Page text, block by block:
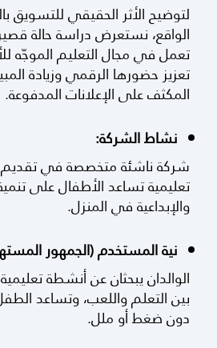
لتوضيح الأثر الحقيقي للتسويق
الواقع، نستعرض دراسة حالة
تعمل في مجال التعليم الموجّه
تعزيز حضورها الرقمي وزيادة
المكثف على الإعلانات المدفوعة.
نشاط الشركة:
شركة ناشئة متخصصة في تقديم
تعليمية تساعد الأطفال على
والإبداعية في المنزل.
نية المستخدم (الجمهور
الوالدان يبحثان عن أنشطة
بين التعلم واللعب، وتساعد
دون ضغط أو ملل.